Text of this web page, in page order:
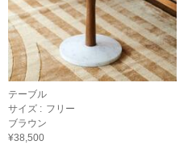
テーブル
サイズ : フリー
ブラウン
¥38,500